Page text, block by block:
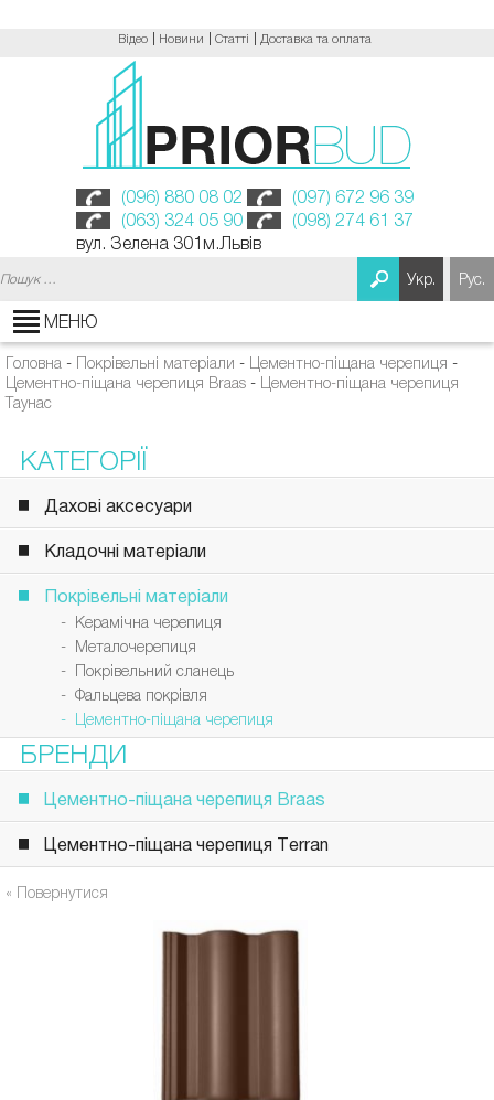
Відео Новини Статті Доставка та оплата
(096) 880 08 02
(097) 672 96 39
(063) 324 05 90
(098) 274 61 37
вул. Зелена 301м.Львів
Укр. Рус.
МЕНЮ
Головна - Покрівельні матеріали - Цементно-піщана черепиця -
Цементно-піщана черепиця Braas -
Цементно-піщана черепиця
Таунас
КАТЕГОРІЇ
Дахові аксесуари
Кладочні матеріали
Покрівельні матеріали
- Керамічна черепиця
- Металочерепиця
- Покрівельний сланець
- Фальцева покрівля
- Цементно-піщана черепиця
БРЕНДИ
Цементно-піщана черепиця Braas
Цементно-піщана черепиця Terran
« Повернутися